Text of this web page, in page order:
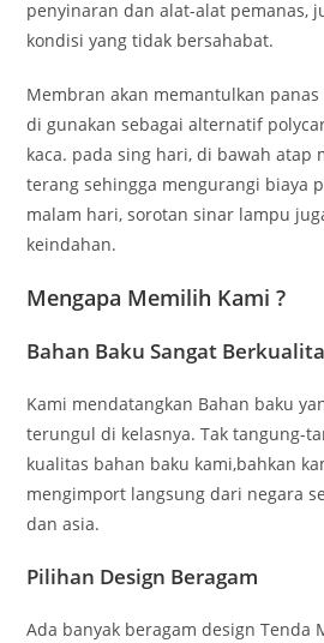
penyinaran dan alat-alat pemanas,
kondisi yang tidak bersahabat.
Membran akan memantulkan panas
di gunakan sebagai alternatif
kaca. pada sing hari, di bawah atap
terang sehingga mengurangi biaya
malam hari, sorotan sinar lampu
keindahan.
Mengapa Memilih Kami ?
Bahan Baku Sangat
Kami mendatangkan Bahan baku
terungul di kelasnya. Tak tangung-
kualitas bahan baku kami,bahkan
mengimport langsung dari negara
dan asia.
Pilihan Design Beragam
Ada banyak beragam design Tenda